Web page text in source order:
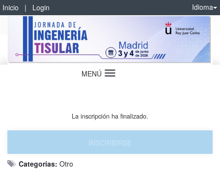
Inicio | Login Idioma
MENÚ Idioma
La inscripción ha finalizado.
INSCRIBIRSE
Categorías: Otro